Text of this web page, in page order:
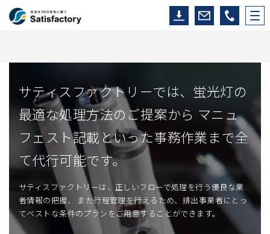
サティスファクトリーでは、蛍光灯の
最適な処理方法のご提案から マニュ
フェスト記載といった事務作業まで全
て代行可能です。
サティスファクトリーは、正しいフローで処理を行う優良な業
者情報の把握、
また行程管理を行えるため、排出事業者にとっ
てベストな条件のプランをご用意することができます。